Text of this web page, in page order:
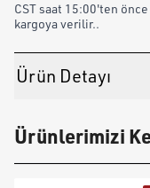
CST saat 15:00'ten
kargoya verilir..
Ürün Detayı
Ürünlerimizi